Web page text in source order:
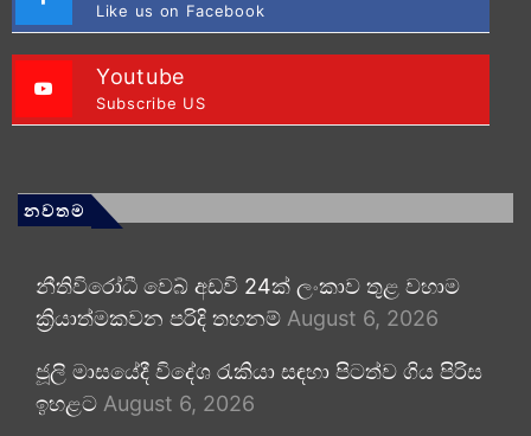
Like us on Facebook
Youtube
Subscribe US
නවතම
නීතිවිරෝධී වෙබ් අඩවි 24ක් ලංකාව තුළ වහාම
ක්‍රියාත්මකවන පරිදි තහනම් August 6, 2026
ජූලි මාසයේදී විදේශ රැකියා සඳහා පිටත්ව ගිය පිරිස
ඉහළට August 6, 2026